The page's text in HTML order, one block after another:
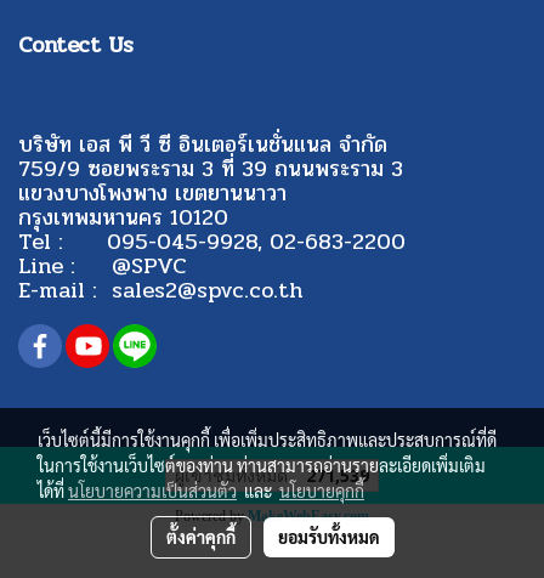
Contect Us
บริษัท เอส พี วี ซี อินเตอร์เนชั่นแนล จำกัด
759/9 ซอยพระราม 3 ที่ 39 ถนนพระราม 3
แขวงบางโพงพาง เขตยานนาวา
กรุงเทพมหานคร 10120
Tel : 095-045-9928, 02-683-2200
Line : @SPVC
E-mail : sales2@spvc.co.th
ผู้เข้าชมทั้งหมด 271,539
Powered byMakeWebEasy.com
เว็บไซต์นี้มีการใช้งานคุกกี้ เพื่อเพิ่มประสิทธิภาพและประสบการณ์ที่ดี
ในการใช้งานเว็บไซต์ของท่าน ท่านสามารถอ่านรายละเอียดเพิ่มเติม
ได้ที่นโยบายความเป็นส่วนตัวและนโยบายคุกกี้
ตั้งค่าคุกกี้ ยอมรับทั้งหมด